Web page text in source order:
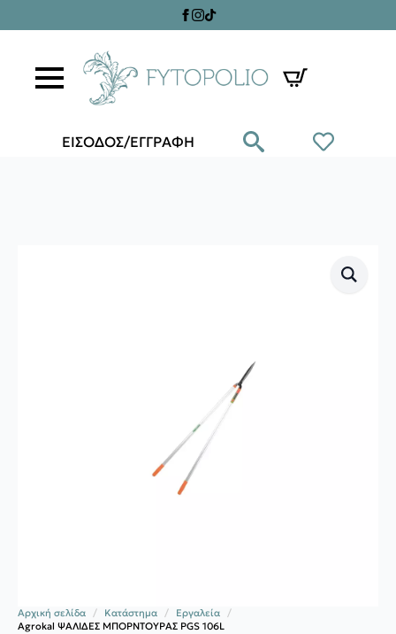
ΕΙΣΟΔΟΣ/ΕΓΓΡΑΦΗ
Αρχική σελίδα Κατάστημα
Εργαλεία
Agrokal ΨΑΛΙΔΕΣ ΜΠΟΡΝΤΟΥΡΑΣ PGS 106L